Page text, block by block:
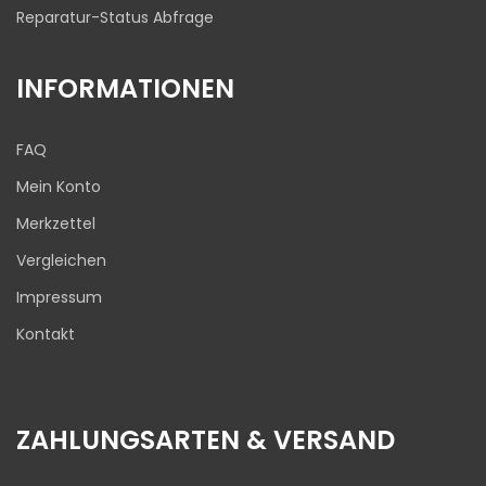
Reparatur-Status Abfrage
INFORMATIONEN
FAQ
Mein Konto
Merkzettel
Vergleichen
Impressum
Kontakt
ZAHLUNGSARTEN & VERSAND